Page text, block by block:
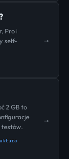
Pro i
self-
→
2 GB to
testów.
→